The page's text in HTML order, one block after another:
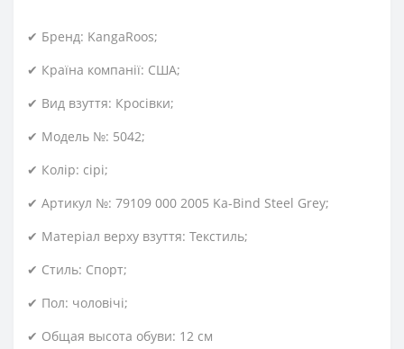
✔ Бренд: KangaRoos;
✔ Країна компанії: США;
✔ Вид взуття: Кросівки;
✔ Модель №: 5042;
✔ Колір: сірі;
✔ Артикул №: 79109 000 2005 Ka-Bind Steel Grey;
✔ Матеріал верху взуття: Текстиль;
✔ Стиль: Спорт;
✔ Пол: чоловічі;
✔ Общая высота обуви: 12 см